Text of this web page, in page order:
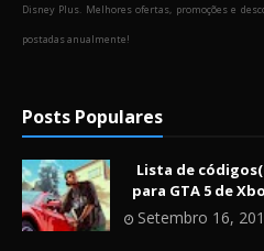
Disney Plus. Melhores ofertas, promoções e
postadas anualmente!
Posts Populares
Lista de
para GTA 5 de
Setembro 16,